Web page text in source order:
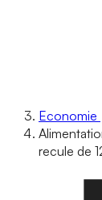
Economie
recule de